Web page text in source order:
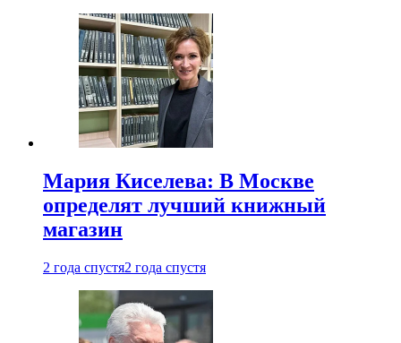
Мария Киселева: В Москве
определят лучший книжный
магазин
2 года спустя2 года спустя